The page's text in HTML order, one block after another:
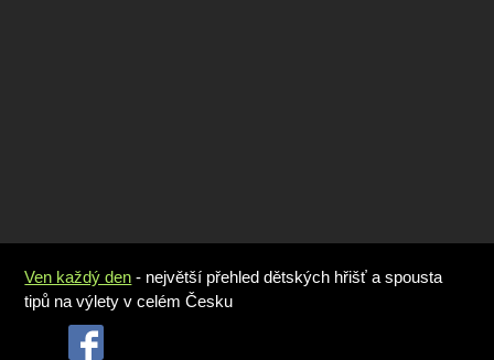
Ven každý den - největší přehled dětských hřišť a spousta
tipů na výlety v celém Česku